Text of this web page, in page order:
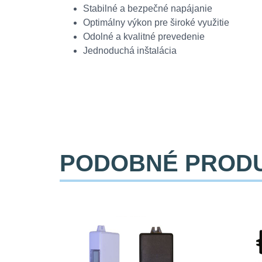
Stabilné a bezpečné napájanie
Optimálny výkon pre široké využitie
Odolné a kvalitné prevedenie
Jednoduchá inštalácia
PODOBNÉ